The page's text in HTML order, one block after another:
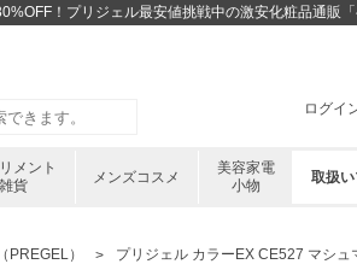
！プリジェル最安値挑戦中の激安化粧品通販「
ログイ
メント
雑貨
メンズコスメ
美容家電
小物
取扱
PREGEL）
プリジェル カラーEX CE527 マシュ